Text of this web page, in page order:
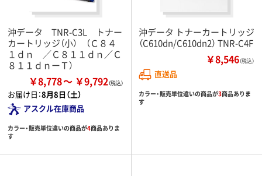
沖データ TNR-C3L トナー
カートリッジ（小） （Ｃ８４
１ｄｎ ／Ｃ８１１ｄｎ／Ｃ
８１１ｄｎーＴ）
￥8,778 ￥9,792
お届け日：8月8日（土）
アスクル在庫商品
カラー・販売単位違いの商品が4商品ありま
す
沖データ トナーカートリッジ
（C610dn/C610dn2） TNR-C4F
￥8,546（税込）
直送品
カラー・販売単位違いの商品が3商品ありま
す